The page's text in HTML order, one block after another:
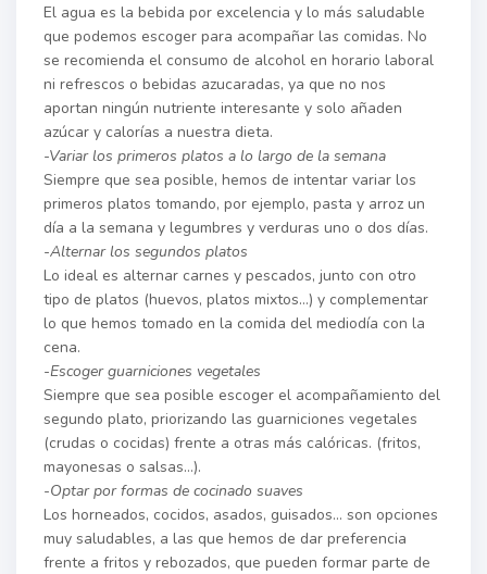
El agua es la bebida por excelencia y lo más saludable
que podemos escoger para acompañar las comidas. No
se recomienda el consumo de alcohol en horario laboral
ni refrescos o bebidas azucaradas, ya que no nos
aportan ningún nutriente interesante y solo añaden
azúcar y calorías a nuestra dieta.
-Variar los primeros platos a lo largo de la semana
Siempre que sea posible, hemos de intentar variar los
primeros platos tomando, por ejemplo, pasta y arroz un
día a la semana y legumbres y verduras uno o dos días.
-Alternar los segundos platos
Lo ideal es alternar carnes y pescados, junto con otro
tipo de platos (huevos, platos mixtos…) y complementar
lo que hemos tomado en la comida del mediodía con la
cena.
-Escoger guarniciones vegetales
Siempre que sea posible escoger el acompañamiento del
segundo plato, priorizando las guarniciones vegetales
(crudas o cocidas) frente a otras más calóricas. (fritos,
mayonesas o salsas…).
-Optar por formas de cocinado suaves
Los horneados, cocidos, asados, guisados… son opciones
muy saludables, a las que hemos de dar preferencia
frente a fritos y rebozados, que pueden formar parte de